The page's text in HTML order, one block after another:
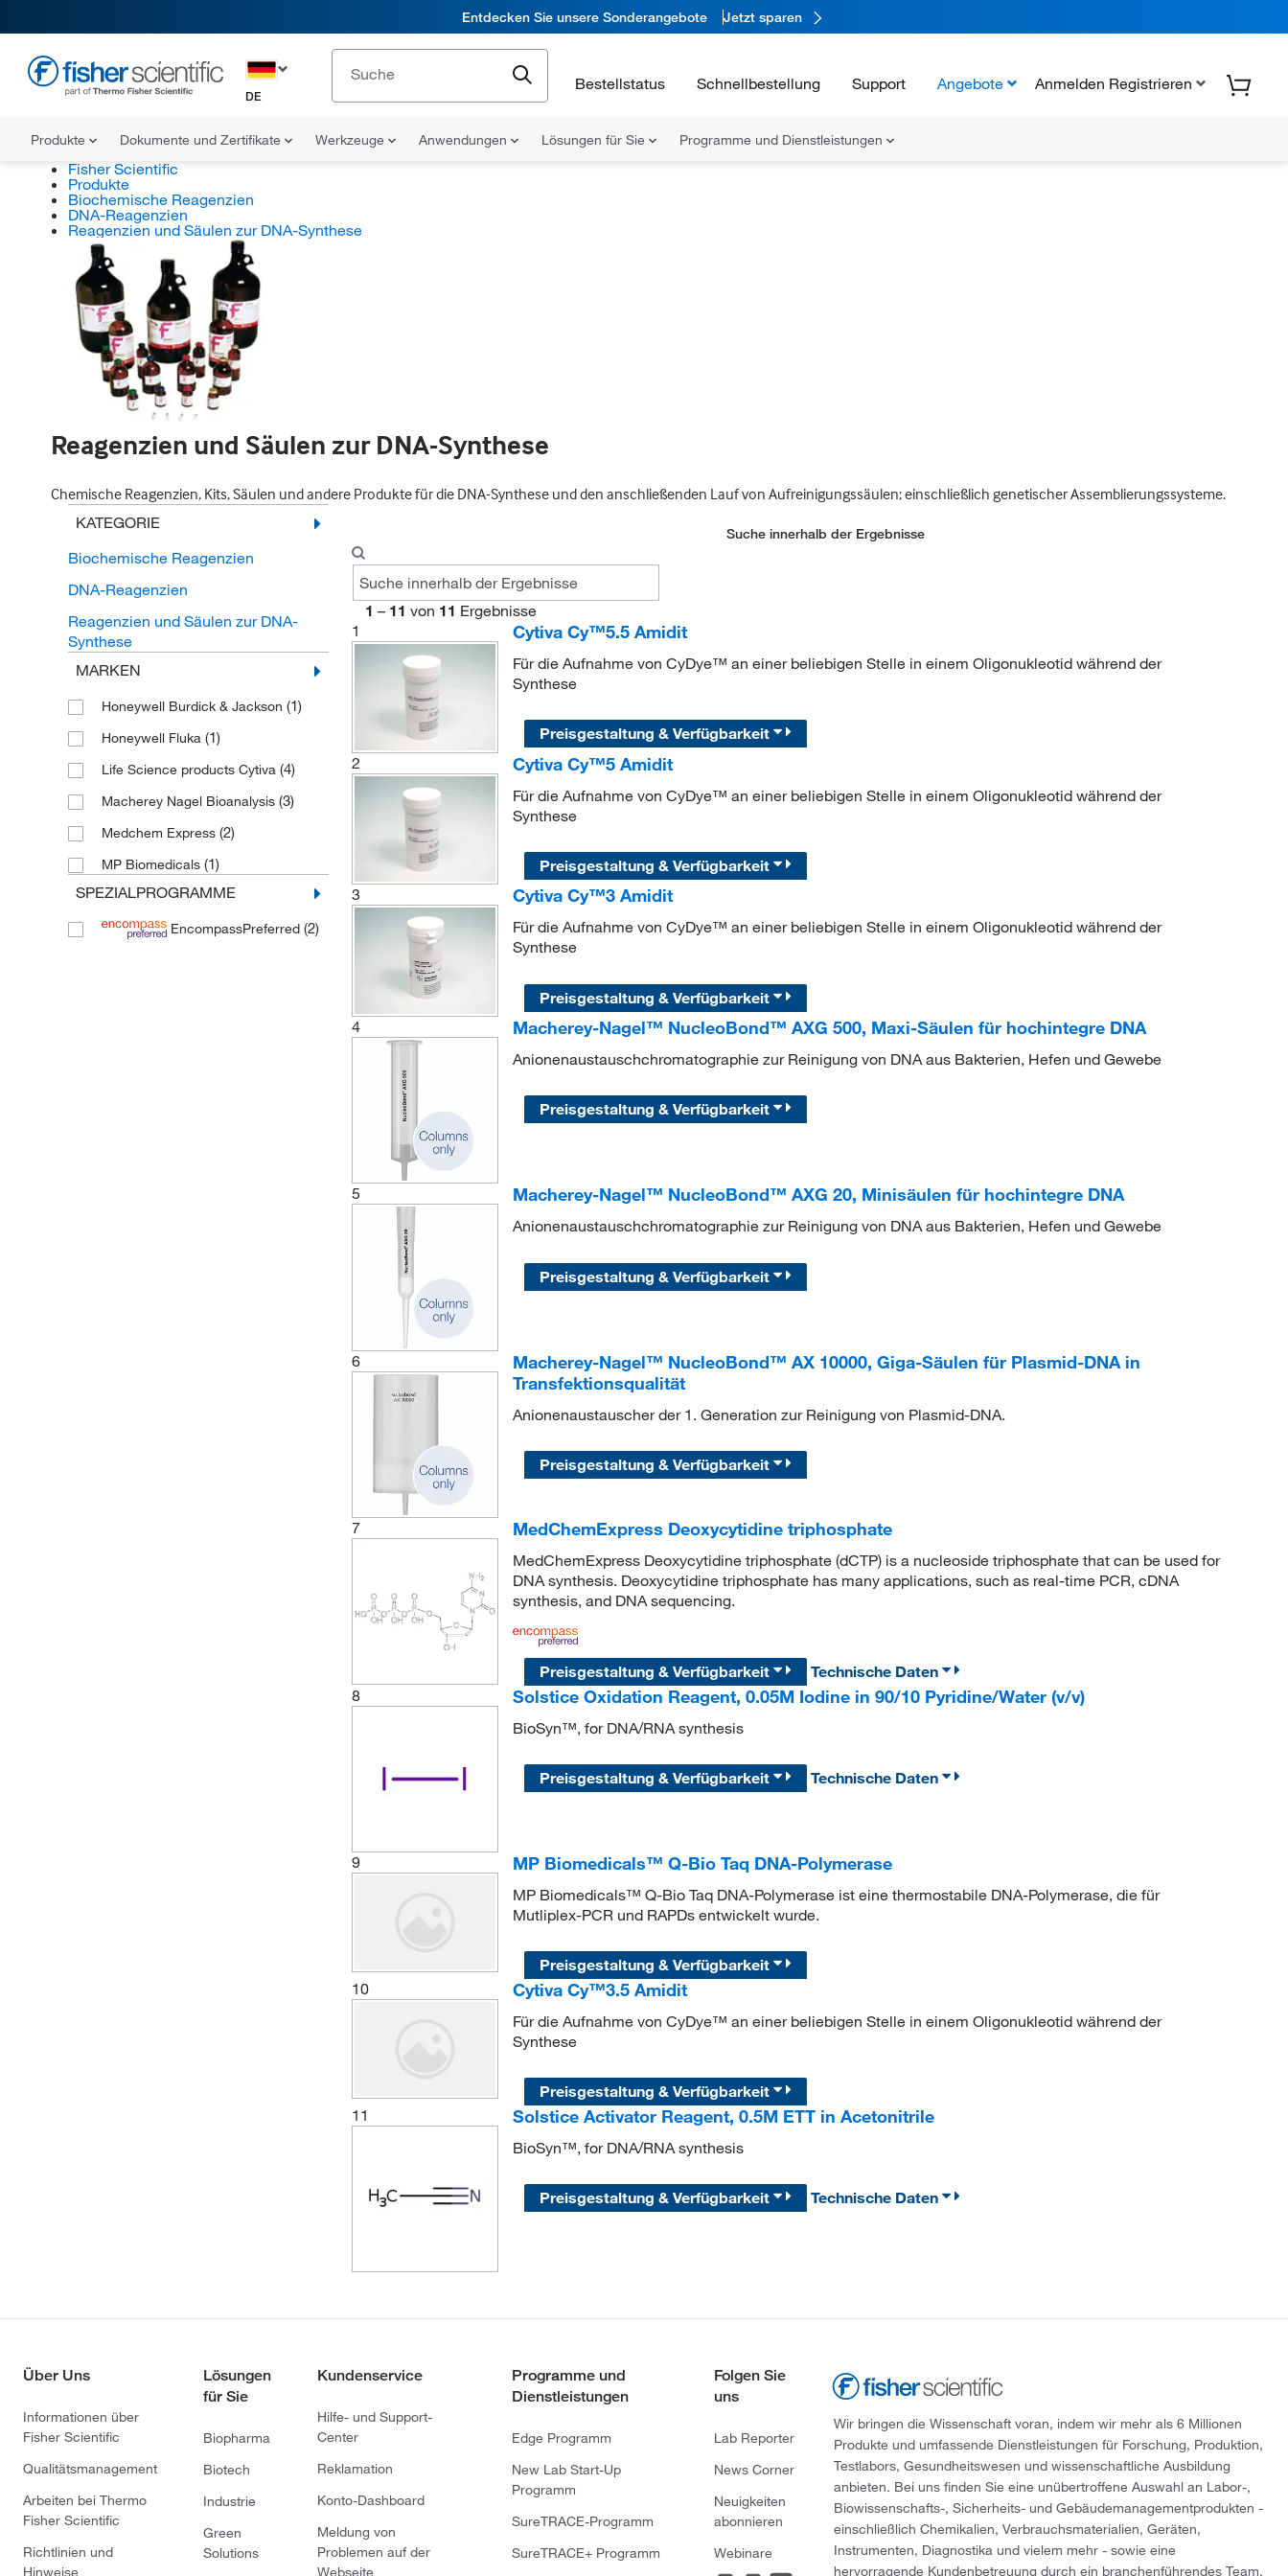
Entdecken Sie unsere Sonderangebote Jetzt sparen
DE
Bestellstatus Schnellbestellung Support Angebote Anmelden Registrieren
Produkte Dokumente und Zertifikate Werkzeuge Anwendungen Lösungen für Sie Programme und Dienstleistungen
Fisher Scientific
Produkte
Biochemische Reagenzien
DNA-Reagenzien
Reagenzien und Säulen zur DNA-Synthese
Reagenzien und Säulen zur DNA-Synthese
Chemische Reagenzien, Kits, Säulen und andere Produkte für die DNA-Synthese und den anschließenden Lauf von Aufreinigungssäulen; einschließlich genetischer Assemblierungssysteme.
KATEGORIE
Biochemische Reagenzien
DNA-Reagenzien
Reagenzien und Säulen zur DNA-
Synthese
MARKEN
Honeywell Burdick & Jackson (1)
Honeywell Fluka (1)
Life Science products Cytiva (4)
Macherey Nagel Bioanalysis (3)
Medchem Express (2)
MP Biomedicals (1)
SPEZIALPROGRAMME
EncompassPreferred (2)
Suche innerhalb der Ergebnisse
1 – 11 von 11 Ergebnisse
1
Cytiva Cy™5.5 Amidit
Für die Aufnahme von CyDye™ an einer beliebigen Stelle in einem Oligonukleotid während der
Synthese
Preisgestaltung & Verfügbarkeit
2
Cytiva Cy™5 Amidit
Für die Aufnahme von CyDye™ an einer beliebigen Stelle in einem Oligonukleotid während der
Synthese
Preisgestaltung & Verfügbarkeit
3
Cytiva Cy™3 Amidit
Für die Aufnahme von CyDye™ an einer beliebigen Stelle in einem Oligonukleotid während der
Synthese
Preisgestaltung & Verfügbarkeit
4
Macherey-Nagel™ NucleoBond™ AXG 500, Maxi-Säulen für hochintegre DNA
Anionenaustauschchromatographie zur Reinigung von DNA aus Bakterien, Hefen und Gewebe
Preisgestaltung & Verfügbarkeit
5 Macherey-Nagel™ NucleoBond™ AXG 20, Minisäulen für hochintegre DNA
Anionenaustauschchromatographie zur Reinigung von DNA aus Bakterien, Hefen und Gewebe
Preisgestaltung & Verfügbarkeit
6
Macherey-Nagel™ NucleoBond™ AX 10000, Giga-Säulen für Plasmid-DNA in
Transfektionsqualität
Anionenaustauscher der 1. Generation zur Reinigung von Plasmid-DNA.
Preisgestaltung & Verfügbarkeit
7 MedChemExpress Deoxycytidine triphosphate
MedChemExpress Deoxycytidine triphosphate (dCTP) is a nucleoside triphosphate that can be used for
DNA synthesis. Deoxycytidine triphosphate has many applications, such as real-time PCR, cDNA
synthesis, and DNA sequencing.
Preisgestaltung & Verfügbarkeit
Technische Daten
8
Solstice Oxidation Reagent, 0.05M Iodine in 90/10 Pyridine/Water (v/v)
BioSyn™, for DNA/RNA synthesis
Preisgestaltung & Verfügbarkeit Technische Daten
9 MP Biomedicals™ Q-Bio Taq DNA-Polymerase
MP Biomedicals™ Q-Bio Taq DNA-Polymerase ist eine thermostabile DNA-Polymerase, die für
Mutliplex-PCR und RAPDs entwickelt wurde.
Preisgestaltung & Verfügbarkeit
10
Cytiva Cy™3.5 Amidit
Für die Aufnahme von CyDye™ an einer beliebigen Stelle in einem Oligonukleotid während der
Synthese
Preisgestaltung & Verfügbarkeit
11
Solstice Activator Reagent, 0.5M ETT in Acetonitrile
BioSyn™, for DNA/RNA synthesis
Preisgestaltung & Verfügbarkeit Technische Daten
Über Uns
Informationen über
Fisher Scientific
Qualitätsmanagement
Arbeiten bei Thermo
Fisher Scientific
Richtlinien und
Lösungen
für Sie
Biopharma
Biotech
Industrie
Green
Solutions
Kundenservice
Hilfe- und Support-
Center
Reklamation
Konto-Dashboard
Meldung von
Problemen auf der
Programme und
Dienstleistungen
Edge Programm
New Lab Start-Up
Programm
SureTRACE-Programm
SureTRACE+ Programm
Folgen Sie
uns
Lab Reporter
News Corner
Neuigkeiten
abonnieren
Webinare
Wir bringen die Wissenschaft voran, indem wir mehr als 6 Millionen
Produkte und umfassende Dienstleistungen für Forschung, Produktion,
Testlabors, Gesundheitswesen und wissenschaftliche Ausbildung
anbieten. Bei uns finden Sie eine unübertroffene Auswahl an Labor-,
Biowissenschafts-, Sicherheits- und Gebäudemanagementprodukten -
einschließlich Chemikalien, Verbrauchsmaterialien, Geräten,
Instrumenten, Diagnostika und vielem mehr - sowie eine
hervorragende Kundenbetreuung durch ein branchenführendes Team,